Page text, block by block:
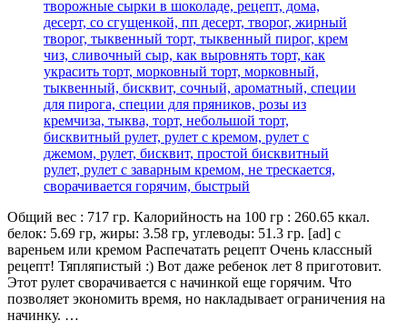
Общий вес : 717 гр. Калорийность на 100 гр : 260.65 ккал.
белок: 5.69 гр, жиры: 3.58 гр, углеводы: 51.3 гр. [ad] с
вареньем или кремом Распечатать рецепт Очень классный
рецепт! Тяпляпистый :) Вот даже ребенок лет 8 приготовит.
Этот рулет сворачивается с начинкой еще горячим. Что
позволяет экономить время, но накладывает ограничения на
начинку. …